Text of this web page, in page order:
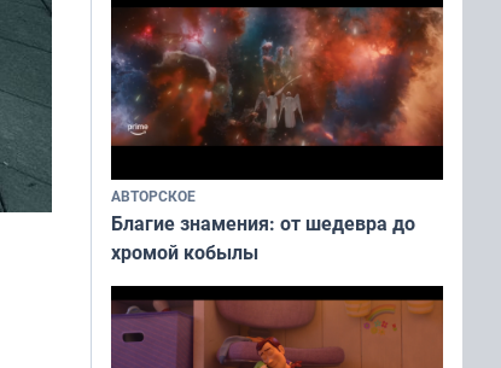
АВТОРСКОЕ
Благие знамения: от шедевра до
хромой кобылы